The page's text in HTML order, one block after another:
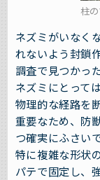
柱
ネズミがいなく
れないよう封鎖
調査で見つかっ
ネズミにとって
物理的な経路を
重要なため、防
つ確実にふさい
特に複雑な形状
パテで固定し、